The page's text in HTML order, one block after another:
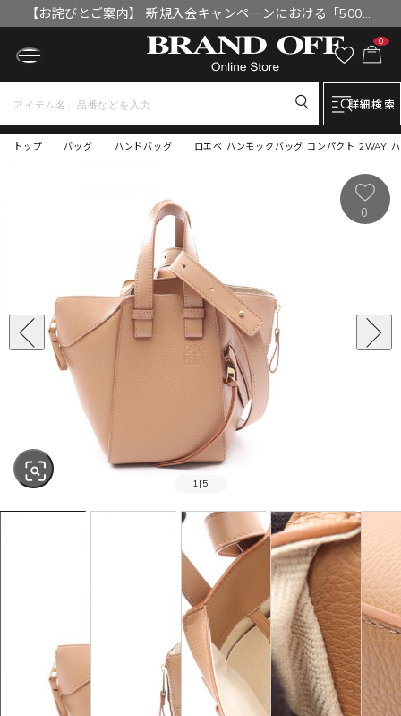
【お詫びとご案内】 新規入会キャンペーンにおける「500円
OFFクーポン」付与漏れと補填について
0
詳細検索
トップ ロエベ ハンモックバッグ コンパクト 2WAY
バッグ ハンドバッグ
SOLD OUT
1 | 5
0